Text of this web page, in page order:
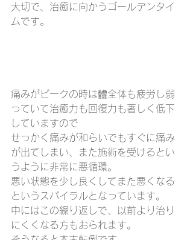
大切で、治癒に向かうゴールデンタイ
ムです。
痛みがピークの時は體全体も疲労し弱
っていて治癒力も回復力も著しく低下
していますので
せっかく痛みが和らいでもすぐに痛み
が出てしまい、また施術を受けるとい
うように非常に悪循環。
悪い状態を少し良くしてまた悪くなる
というスパイラルとなっています。
中にはこの繰り返しで、以前より治り
にくくなる方もおられます。